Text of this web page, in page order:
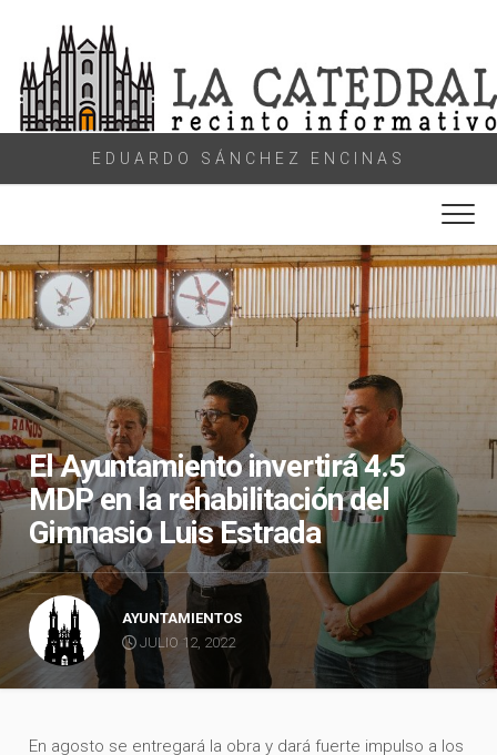
content
EDUARDO SÁNCHEZ ENCINAS
El Ayuntamiento invertirá 4.5
MDP en la rehabilitación del
Gimnasio Luis Estrada
AYUNTAMIENTOS
JULIO 12, 2022
En agosto se entregará la obra y dará fuerte impulso a los